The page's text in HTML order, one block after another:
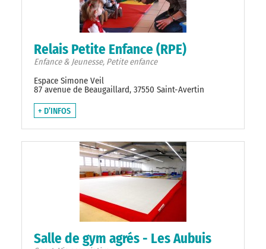
Relais Petite Enfance (RPE)
Enfance & Jeunesse, Petite enfance
Espace Simone Veil
87 avenue de Beaugaillard, 37550 Saint-Avertin
+ D’INFOS
Salle de gym agrés - Les Aubuis